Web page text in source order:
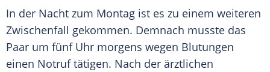
In der Nacht zum Montag ist es zu einem weiteren
Zwischenfall gekommen. Demnach musste das
Paar um fünf Uhr morgens wegen Blutungen
einen Notruf tätigen. Nach der ärztlichen